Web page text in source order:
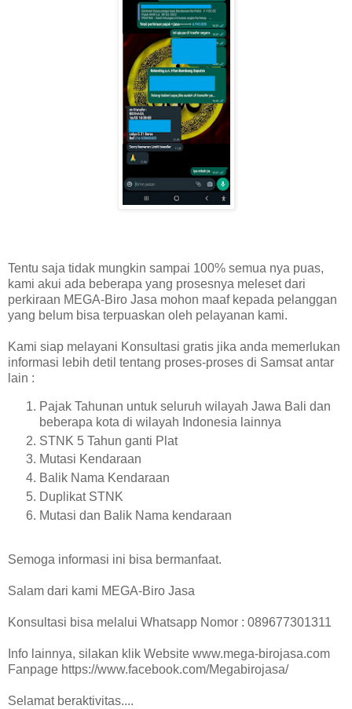
Tentu saja tidak mungkin sampai 100% semua nya puas,
kami akui ada beberapa yang prosesnya meleset dari
perkiraan MEGA-Biro Jasa mohon maaf kepada pelanggan
yang belum bisa terpuaskan oleh pelayanan kami.
Kami siap melayani Konsultasi gratis jika anda memerlukan
informasi lebih detil tentang proses-proses di Samsat antar
lain :
Pajak Tahunan untuk seluruh wilayah Jawa Bali dan
beberapa kota di wilayah Indonesia lainnya
STNK 5 Tahun ganti Plat
Mutasi Kendaraan
Balik Nama Kendaraan
Duplikat STNK
Mutasi dan Balik Nama kendaraan
Semoga informasi ini bisa bermanfaat.
Salam dari kami MEGA-Biro Jasa
Konsultasi bisa melalui Whatsapp Nomor : 089677301311
Info lainnya, silakan klik Website www.mega-birojasa.com
Fanpage https://www.facebook.com/Megabirojasa/
Selamat beraktivitas....